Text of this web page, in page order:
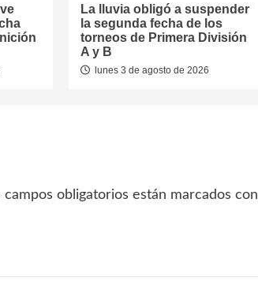
La lluvia obligó a suspender
la segunda fecha de los
torneos de Primera División
A y B
lunes 3 de agosto de 2026
campos obligatorios están marcados con